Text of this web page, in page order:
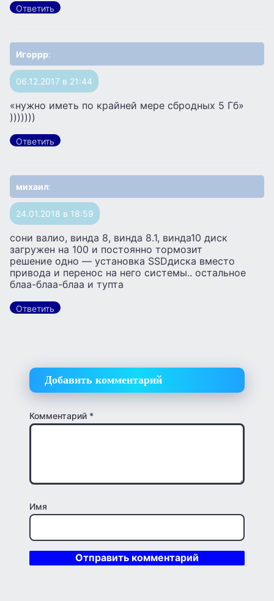
Ответить
Игоррр:
06.12.2017 в 21:44
«нужно иметь по крайней мере сбродных 5 Гб»
)))))))
Ответить
михаил:
24.01.2018 в 18:59
сони валио, винда 8, винда 8.1, винда10 диск
загружен на 100 и постоянно тормозит
решение одно — установка SSDдиска вместо
привода и перенос на него системы.. остальное
блаа-блаа-блаа и тупта
Ответить
Добавить комментарий
Комментарий *
Имя